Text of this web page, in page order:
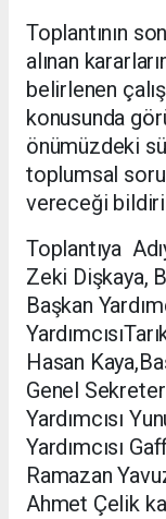
Toplantının
alınan
belirlenen
konusunda
önümüzdeki
toplumsal
vereceği
Toplantıya
Zeki Dişkaya,
Başkan
Hasan
Genel
Yardımcısı
Yardımcısı
Ramazan
Ahmet Çelik